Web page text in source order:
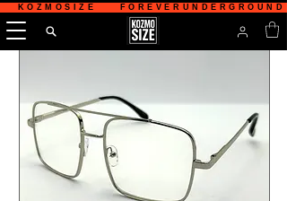
KOZMOSIZE    FOREVERUNDERGROUND